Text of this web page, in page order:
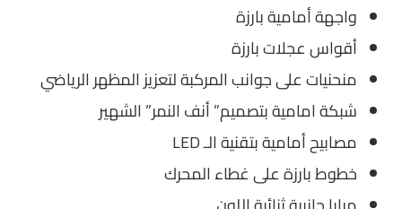
واجهة أمامية بارزة
أقواس عجلات بارزة
منحنيات على جوانب المركبة لتعزيز المظهر الرياضي
شبكة امامية بتصميم” أنف النمر” الشهير
مصابيح أمامية بتقنية الـ LED
خطوط بارزة على غطاء المحرك